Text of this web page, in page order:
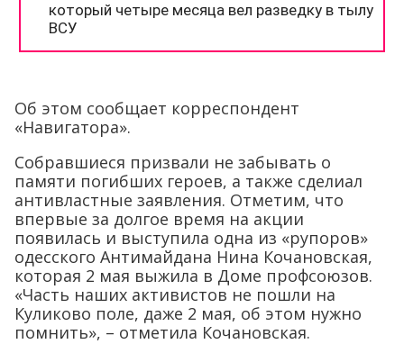
Об этом сообщает корреспондент
«Навигатора».
Собравшиеся призвали не забывать о
памяти погибших героев, а также сделиал
антивластные заявления. Отметим, что
впервые за долгое время на акции
появилась и выступила одна из «рупоров»
одесского Антимайдана Нина Кочановская,
которая 2 мая выжила в Доме профсоюзов.
«Часть наших активистов не пошли на
Куликово поле, даже 2 мая, об этом нужно
помнить», – отметила Кочановская.